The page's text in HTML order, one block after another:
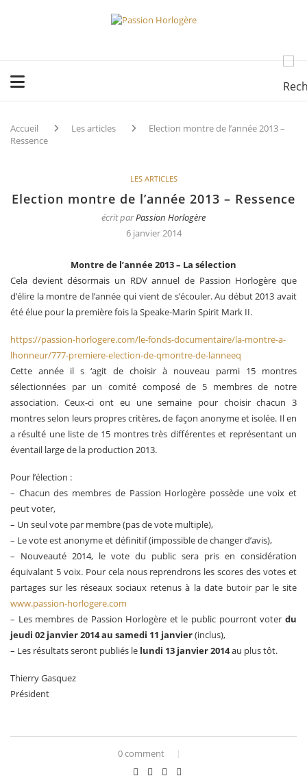
Accueil Les articles
Election montre de l’année 2013 –
Ressence
LES ARTICLES
Election montre de l’année 2013 – Ressence
écrit parPassion Horlogère
6 janvier 2014
Montre de l’année 2013 – La sélection
Cela devient désormais un RDV annuel de Passion Horlogère que
d’élire la montre de l’année qui vient de s’écouler. Au début 2013 avait
été élue pour la première fois la Speake-Marin Spirit Mark II.
https://passion-horlogere.com/le-fonds-documentaire/la-montre-a-
lhonneur/777-premiere-election-de-qmontre-de-lanneeq
Cette année il s ‘agit de choisir à nouveau parmi 15 montres
sélectionnées par un comité composé de 5 membres de notre
association. Ceux-ci ont eu une semaine pour choisir chacun 3
montres selon leurs propres critères, de façon anonyme et isolée. Il en
a résulté une liste de 15 montres très différentes et représentant un
éventail large de la production 2013.
Pour l’élection :
– Chacun des membres de Passion Horlogère possède une voix et
peut voter,
– Un seul vote par membre (pas de vote multiple),
– Le vote est anonyme et définitif (impossible de changer d’avis),
– Nouveauté 2014, le vote du public sera pris en considération
équivalant 5 voix. Pour cela nous reprendrons les scores des votes et
partages sur les réseaux sociaux retenus à la date butoir par le site
www.passion-horlogere.com
– Les membres de Passion Horlogère et le public pourront voter du
jeudi 02 janvier 2014 au samedi 11 janvier(inclus),
– Les résultats seront publiés le lundi 13 janvier 2014au plus tôt.
Thierry Gasquez
Président
0 comment